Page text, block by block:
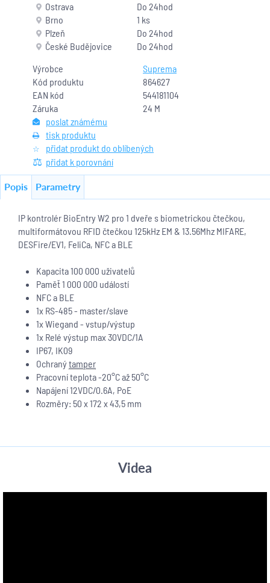
Výrobce
Suprema
Kód produktu
864627
EAN kód
544181104
Záruka
24 M
poslat známému
tisk produktu
přidat produkt do oblíbených
přidat k porovnání
Ostrava
Do 24hod
Brno
1 ks
Plzeň
Do 24hod
České Budějovice
Do 24hod
Popis Parametry
IP kontrolér BioEntry W2 pro 1 dveře s biometrickou čtečkou,
multiformátovou RFID čtečkou 125kHz EM & 13.56Mhz MIFARE,
DESFire/EV1, FeliCa, NFC a BLE
Kapacita 100 000 uživatelů
Paměť 1 000 000 událostí
NFC a BLE
1x RS-485 - master/slave
1x Wiegand - vstup/výstup
1x Relé výstup max 30VDC/1A
IP67, IK09
Ochranýtamper
Pracovní teplota -20°C až 50°C
Napájení 12VDC/0.6A, PoE
Rozměry: 50 x 172 x 43,5 mm
Videa